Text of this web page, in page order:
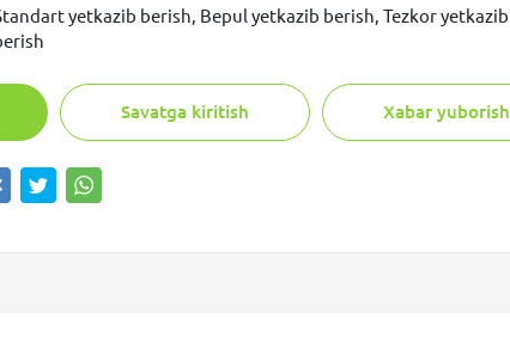
yetkazib berish, Bepul yetkazib berish, Tezkor yetkazib
Savatga kiritish Xabar yuborish